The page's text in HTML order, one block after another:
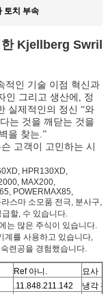
토치 부속
한 Kjellberg Swril
적인 기술 이점 혁신과
인 그리고 생산에, 정
실제적인의 정신 “와
는 것을 깨닫는 것을
을 찾는.”
고객이 고민하는 시
HPR130XD,
MAX200,
POWERMAX85,
스마 소모품 전극, 분사구,
할, 수 있습니다.
는 많은 주식이 있습니다.
계를 사용하고 있습니다,
련공을 경험했습니다.
Ref 아니. 묘사
.11.848.211.142
냉각 관